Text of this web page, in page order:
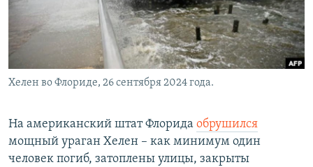
Хелен во Флориде, 26 сентября 2024 года.
На американский штат Флорида обрушился
мощный ураган Хелен – как минимум один
человек погиб, затоплены улицы, закрыты